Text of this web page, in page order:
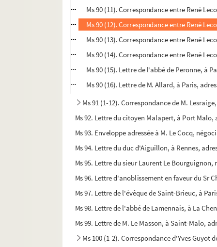
Ms 90 (11). Correspondance entre René
Ms 90 (12). Correspondance entre René
Ms 90 (13). Correspondance entre René
Ms 90 (14). Correspondance entre René
Ms 90 (15). Lettre de l'abbé de Peronne, à
Ms 90 (16). Lettre de M. Allard, à Paris,
Ms 91 (1-12). Correspondance de M.
Ms 92. Lettre du citoyen Malapert, à Port
Ms 93. Enveloppe adressée à M. Le Cocq,
Ms 94. Lettre du duc d'Aiguillon, à Rennes,
Ms 95. Lettre du sieur Laurent Le Bourguignon,
Ms 96. Lettre d'anoblissement en faveur du Sr
Ms 97. Lettre de l'évêque de Saint-Brieuc, à
Ms 98. Lettre de l'abbé de Lamennais, à La
Ms 99. Lettre de M. Le Masson, à Saint-Malo,
Ms 100 (1-2). Correspondance d'Yves Guyot